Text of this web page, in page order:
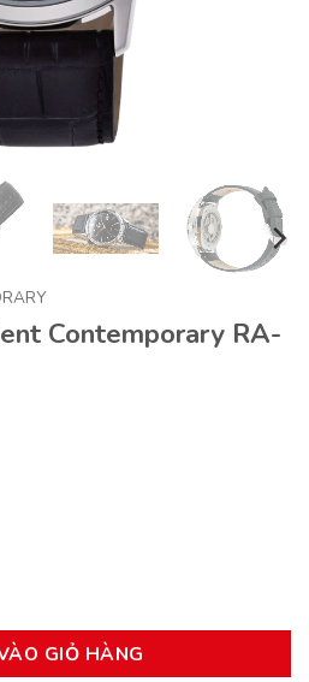
Contemporary RA-
RA-AC0F05B30B số lượng
GIỎ HÀNG